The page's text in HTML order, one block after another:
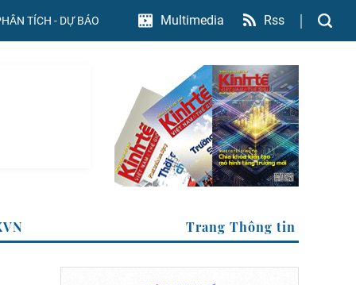
TÍCH - DỰ BÁO Multimedia Rss
tế của TTXVN Trang